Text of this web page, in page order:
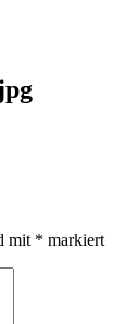
mit * markiert